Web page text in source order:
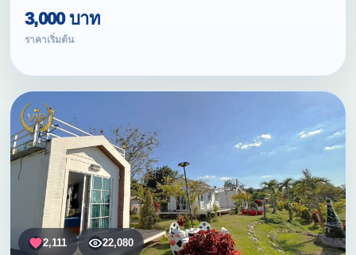
3,000 บาท
ราคาเริ่มต้น
2,111 22,080